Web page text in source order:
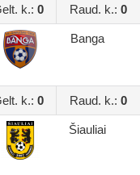
k.: 0 Raud. k.: 0
Banga
k.: 0 Raud. k.: 0
Šiauliai